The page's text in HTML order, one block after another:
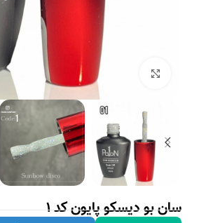
بزرگنمایی تصویر
سان بو دیسکو پایون کد 1